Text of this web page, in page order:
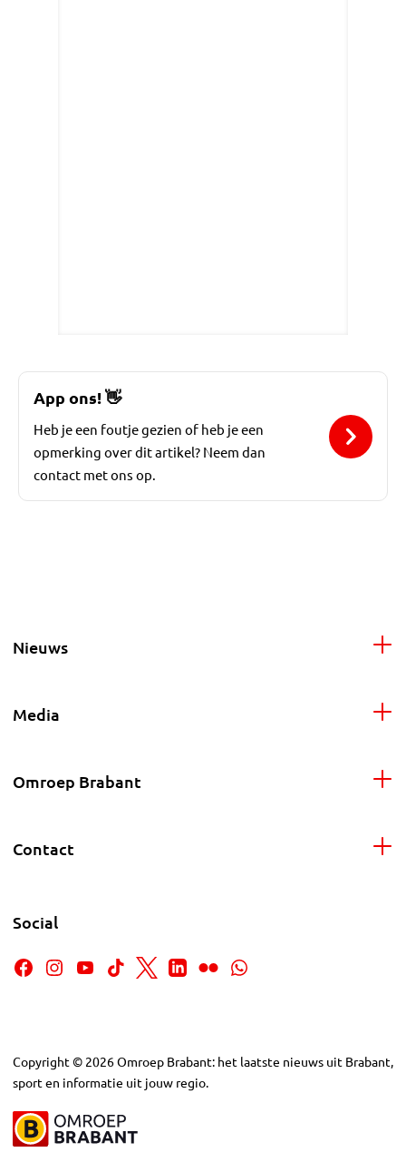
App ons!👋
Heb je een foutje gezien of heb je een
opmerking over dit artikel? Neem dan
contact met ons op.
Nieuws
Media
Omroep Brabant
Contact
Social
Copyright © 2026Omroep Brabant: het laatste nieuws uit Brabant,
sport en informatie uit jouw regio.